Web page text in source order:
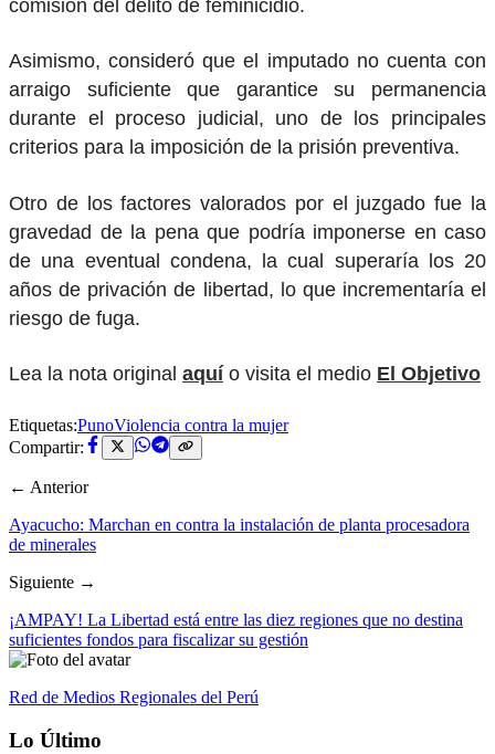
comisión del delito de feminicidio.
Asimismo, consideró que el imputado no cuenta con
arraigo suficiente que garantice su permanencia
durante el proceso judicial, uno de los principales
criterios para la imposición de la prisión preventiva.
Otro de los factores valorados por el juzgado fue la
gravedad de la pena que podría imponerse en caso
de una eventual condena, la cual superaría los 20
años de privación de libertad, lo que incrementaría el
riesgo de fuga.
Lea la nota original aquí o visita el medio El Objetivo
Etiquetas:PunoViolencia contra la mujer
Compartir:
← Anterior
Ayacucho: Marchan en contra la instalación de planta procesadora
de minerales
Siguiente →
¡AMPAY! La Libertad está entre las diez regiones que no destina
suficientes fondos para fiscalizar su gestión
Red de Medios Regionales del Perú
Lo Último